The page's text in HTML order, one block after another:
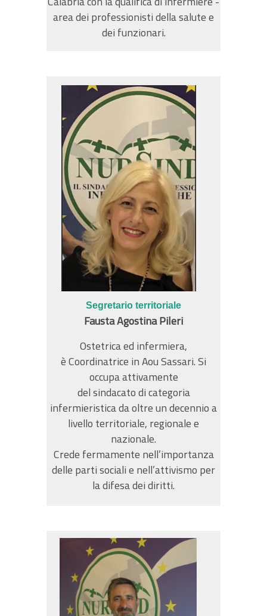
area dei professionisti della salute e
dei funzionari.
Segretario territoriale
Fausta AgostinaPileri
Ostetrica ed infermiera,
è Coordinatrice in Aou Sassari. Si
occupa attivamente
del sindacato di categoria
infermieristica da oltre un decennio a
livello territoriale, regionale e
nazionale.
Crede fermamente nell’importanza
delle parti sociali e nell’attivismo per
la difesa dei diritti.